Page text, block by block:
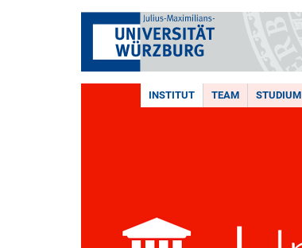
INSTITUT TEAM STUDIUM